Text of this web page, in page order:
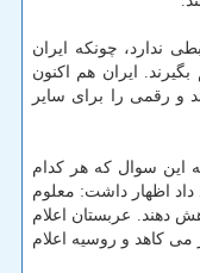
ندارد، چونكه ایران
ایران هم اكنون
و رقمی را برای سایر
این سوال كه هر كدام
اظهار داشت: معلوم
دهند. عربستان اعلام
بشكه در روز می كاهد و روسیه اعلام